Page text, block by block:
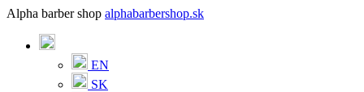
Alpha barber shop alphabarbershop.sk
EN
SK